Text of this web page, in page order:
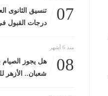
07
درجات القبول في 13
منذ 6 أشهر
08
هل يجوز
شعبان.. الأزهر